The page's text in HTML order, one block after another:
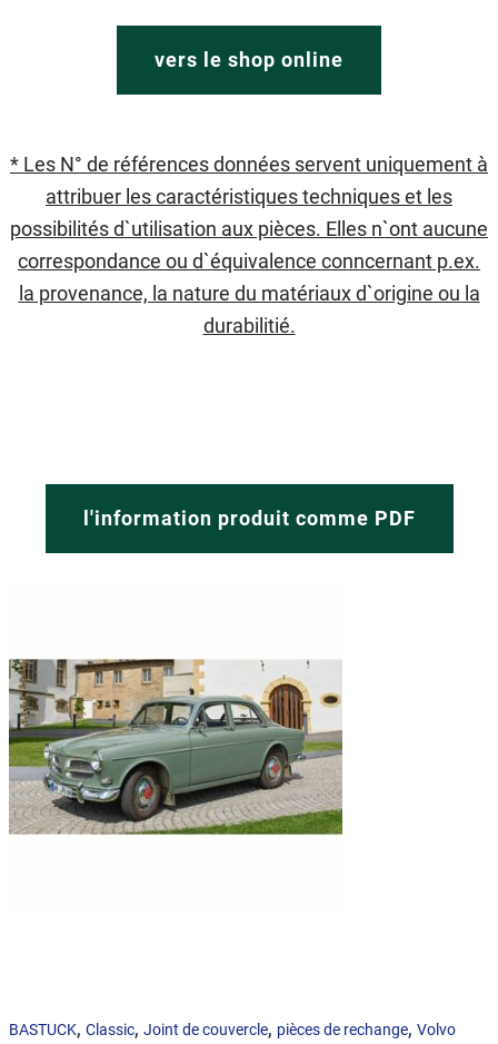
vers le shop online
* Les N° de références données servent uniquement à
attribuer les caractéristiques techniques et les
possibilités d`utilisation aux pièces. Elles n`ont aucune
correspondance ou d`équivalence conncernant p.ex.
la provenance, la nature du matériaux d`origine ou la
durabilitié.
l'information produit comme PDF
BASTUCK, Classic, Joint de couvercle, pièces de rechange, Volvo